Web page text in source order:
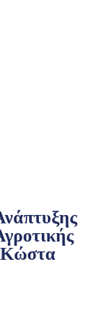
Κώστα